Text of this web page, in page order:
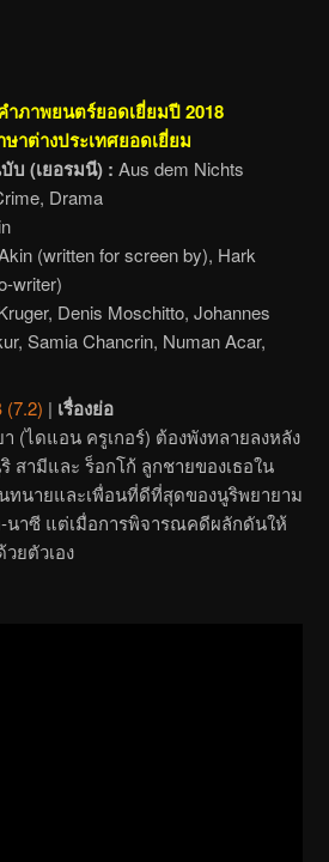
ำภาพยนตร์ยอดเยี่ยมปี 2018
าต่างประเทศยอดเยี่ยม
บ (เยอรมนี) : Aus dem Nichts
Drama
(written for screen by), Hark
writer)
Denis Moschitto, Johannes
Samia Chancrin, Numan Acar,
(7.2) | เรื่องย่อ
(ไดแอน ครูเกอร์) ต้องพังทลายลงหลัง
สามีและ ร็อกโก้ ลูกชายของเธอใน
ทนายและเพื่อนที่ดีที่สุดของนูริพยายาม
นาซี แต่เมื่อการพิจารณคดีผลักดันให้
ยตัวเอง